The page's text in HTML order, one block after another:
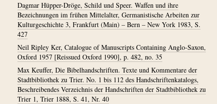
Dagmar Hüpper-Dröge, Schild und Speer. Waffen und ihre
Bezeichnungen im frühen Mittelalter, Germanistische Arbeiten zur
Kulturgeschichte 3, Frankfurt (Main) – Bern – New York 1983, S.
427
Neil Ripley Ker, Catalogue of Manuscripts Containing Anglo-Saxon,
Oxford 1957 [Reissued Oxford 1990], p. 482, no. 35
Max Keuffer, Die Bibelhandschriften. Texte und Kommentare der
Stadtbibliothek zu Trier. No. 1 bis 112 des Handschriftenkatalogs,
Beschreibendes Verzeichnis der Handschriften der Stadtbibliothek zu
Trier 1, Trier 1888, S. 41, Nr. 40